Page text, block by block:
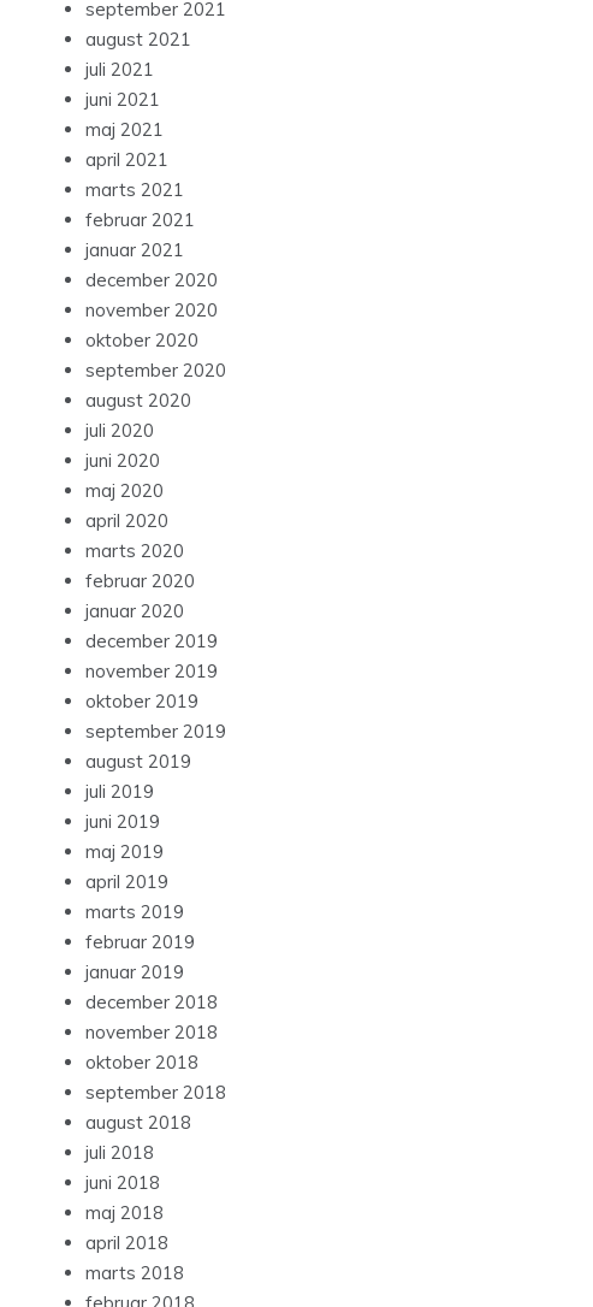
september 2021
august 2021
juli 2021
juni 2021
maj 2021
april 2021
marts 2021
februar 2021
januar 2021
december 2020
november 2020
oktober 2020
september 2020
august 2020
juli 2020
juni 2020
maj 2020
april 2020
marts 2020
februar 2020
januar 2020
december 2019
november 2019
oktober 2019
september 2019
august 2019
juli 2019
juni 2019
maj 2019
april 2019
marts 2019
februar 2019
januar 2019
december 2018
november 2018
oktober 2018
september 2018
august 2018
juli 2018
juni 2018
maj 2018
april 2018
marts 2018